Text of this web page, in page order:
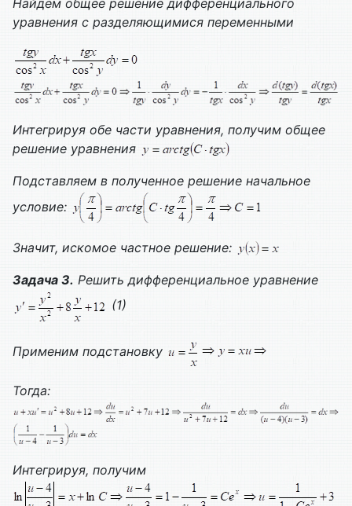
уравнения с разделяющимися переменными
Интегрируя обе части уравнения, получим общее
решение уравнения
Подставляем в полученное решение начальное
условие:
Значит, искомое частное решение:
Задача 3. Решить дифференциальное уравнение
(1)
Применим подстановку
Тогда:
Интегрируя, получим